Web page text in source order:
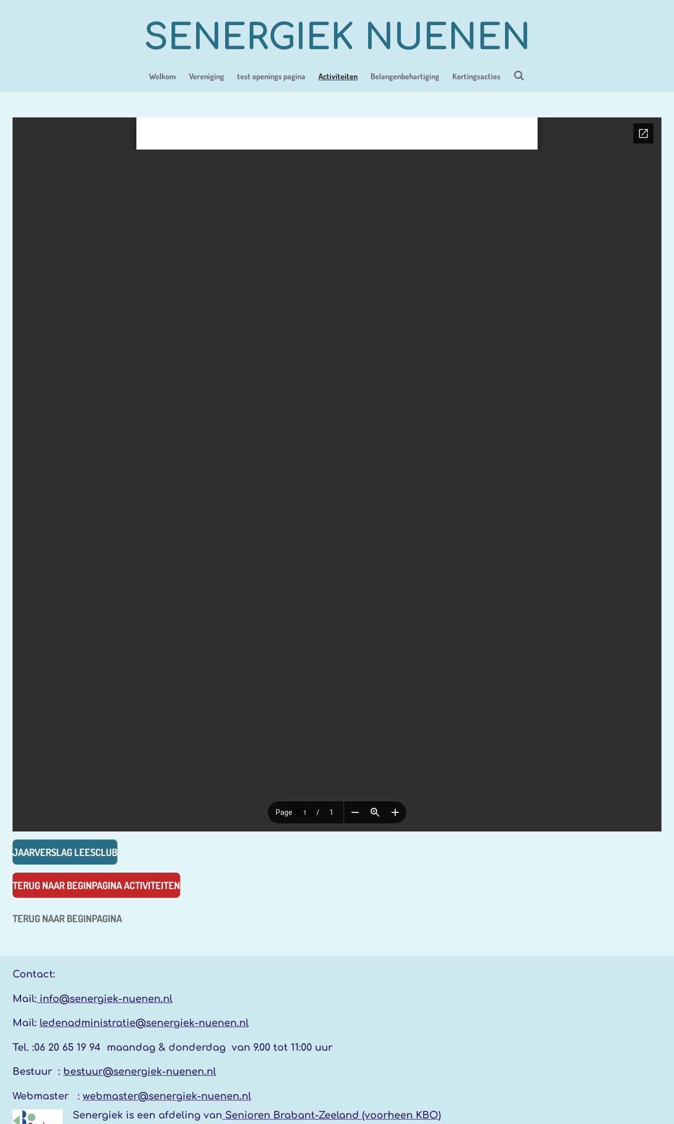
SENERGIEK NUENEN
Welkom Vereniging test openings pagina Activiteiten Belangenbehartiging Kortingsacties
JAARVERSLAG LEESCLUB
TERUG NAAR BEGINPAGINA ACTIVITEITEN
TERUG NAAR BEGINPAGINA
Contact:
Mail: info@senergiek-nuenen.nl
Mail: ledenadministratie@senergiek-nuenen.nl
Tel. :06 20 65 19 94 maandag & donderdag van 9.00 tot 11:00 uur
Bestuur : bestuur@senergiek-nuenen.nl
Webmaster : webmaster@senergiek-nuenen.nl
Senergiek is een afdeling van Senioren Brabant-Zeeland (voorheen KBO)